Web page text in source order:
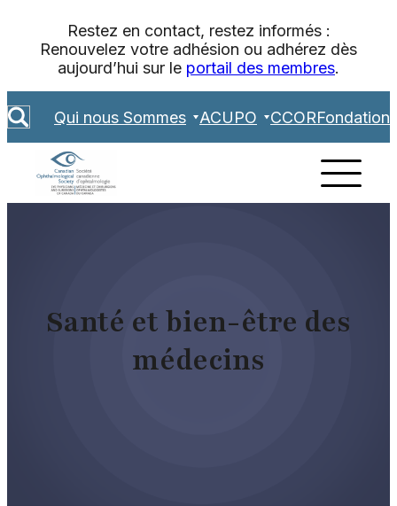
contenu
Restez en contact, restez informés :
Renouvelez votre adhésion ou adhérez dès
aujourd’hui sur le portail des membres.
S
e
h
Qui nous Sommes ACUPO CCORFondation
Santé et bien-être des
médecins